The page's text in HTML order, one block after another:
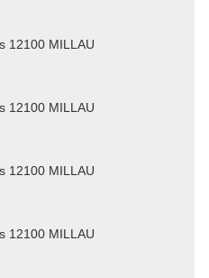
12100 MILLAU
12100 MILLAU
12100 MILLAU
12100 MILLAU